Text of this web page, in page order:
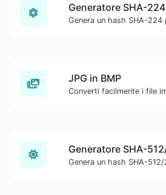
Generatore SHA-224
JPG in BMP